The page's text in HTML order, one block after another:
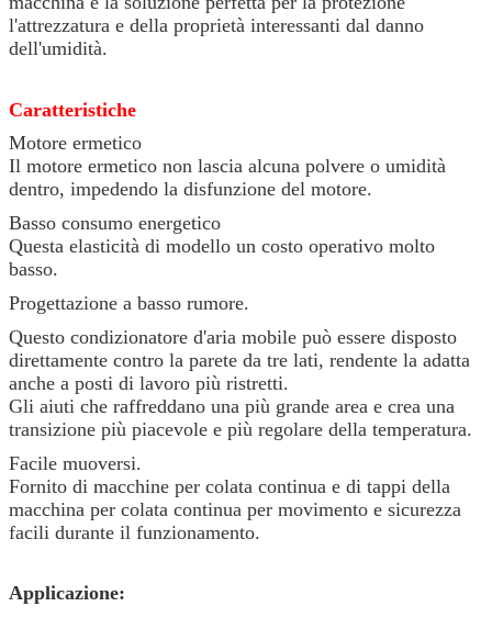
l'attrezzatura e della proprietà interessanti dal danno
dell'umidità.
Caratteristiche
Motore ermetico
Il motore ermetico non lascia alcuna polvere o umidità
dentro, impedendo la disfunzione del motore.
Basso consumo energetico
Questa elasticità di modello un costo operativo molto
basso.
Progettazione a basso rumore.
Questo condizionatore d'aria mobile può essere disposto
direttamente contro la parete da tre lati, rendente la adatta
anche a posti di lavoro più ristretti.
Gli aiuti che raffreddano una più grande area e crea una
transizione più piacevole e più regolare della temperatura.
Facile muoversi.
Fornito di macchine per colata continua e di tappi della
macchina per colata continua per movimento e sicurezza
facili durante il funzionamento.
Applicazione: